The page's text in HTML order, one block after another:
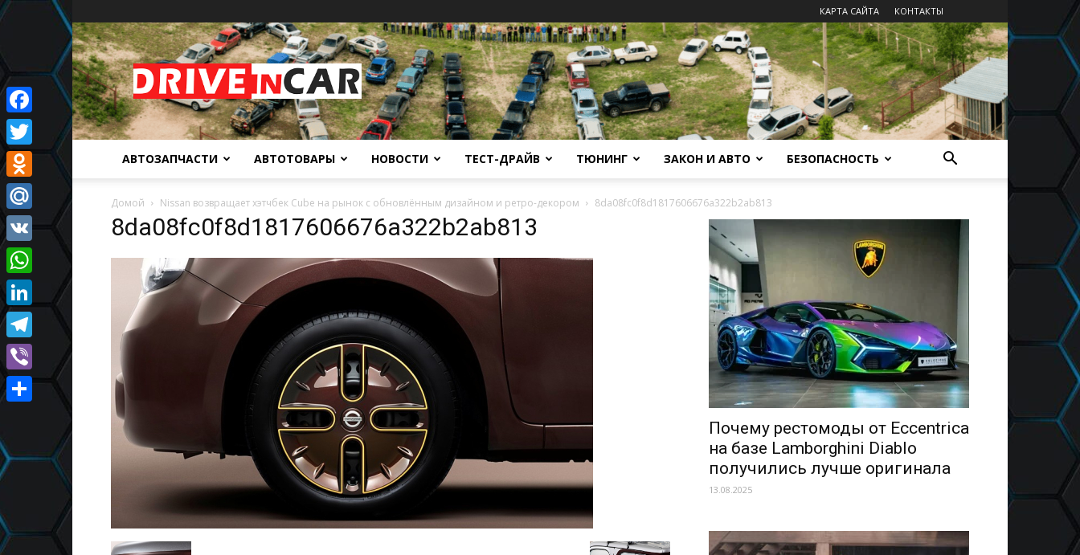
КАРТА САЙТА КОНТАКТЫ
Автомобильный
портал
АВТОЗАПЧАСТИ АВТОТОВАРЫ НОВОСТИ ТЕСТ-ДРАЙВ ТЮНИНГ ЗАКОН И АВТО БЕЗОПАСНОСТЬ
Домой Nissan возвращает хэтчбек Cube на рынок с обновлённым дизайном и ретро-декором 8da08fc0f8d1817606676a322b2ab813
8da08fc0f8d1817606676a322b2ab813
Почему рестомоды от Eccentrica
на базе Lamborghini Diablo
получились лучше оригинала
13.08.2025
Facebook
Twitter
Odnoklassniki
Mail.Ru
VK
WhatsApp
LinkedIn
Telegram
Viber